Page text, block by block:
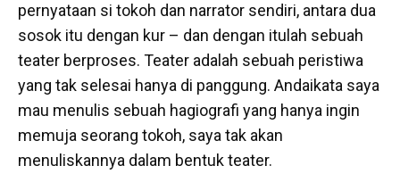
pernyataan si tokoh dan narrator sendiri, antara dua
sosok itu dengan kur – dan dengan itulah sebuah
teater berproses. Teater adalah sebuah peristiwa
yang tak selesai hanya di panggung. Andaikata saya
mau menulis sebuah hagiografi yang hanya ingin
memuja seorang tokoh, saya tak akan
menuliskannya dalam bentuk teater.